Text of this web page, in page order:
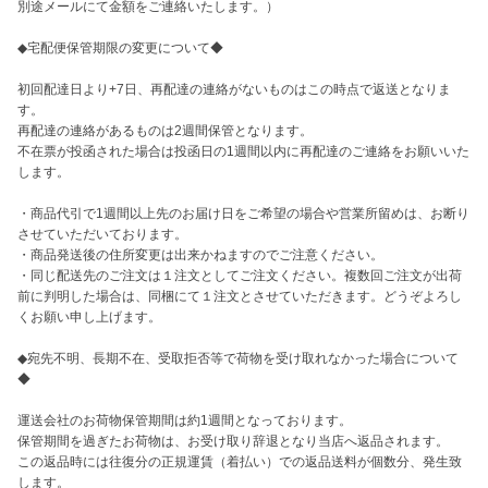
別途メールにて金額をご連絡いたします。）
◆宅配便保管期限の変更について◆
初回配達日より+7日、再配達の連絡がないものはこの時点で返送となりま
す。
再配達の連絡があるものは2週間保管となります。
不在票が投函された場合は投函日の1週間以内に再配達のご連絡をお願いいた
します。
・商品代引で1週間以上先のお届け日をご希望の場合や営業所留めは、お断り
させていただいております。
・商品発送後の住所変更は出来かねますのでご注意ください。
・同じ配送先のご注文は１注文としてご注文ください。複数回ご注文が出荷
前に判明した場合は、同梱にて１注文とさせていただきます。どうぞよろし
くお願い申し上げます。
◆宛先不明、長期不在、受取拒否等で荷物を受け取れなかった場合について
◆
運送会社のお荷物保管期間は約1週間となっております。
保管期間を過ぎたお荷物は、お受け取り辞退となり当店へ返品されます。
この返品時には往復分の正規運賃（着払い）での返品送料が個数分、発生致
します。